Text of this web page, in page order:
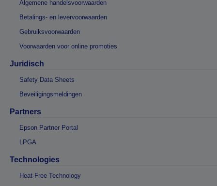
Algemene handelsvoorwaarden
Betalings- en levervoorwaarden
Gebruiksvoorwaarden
Voorwaarden voor online promoties
Juridisch
Safety Data Sheets
Beveiligingsmeldingen
Partners
Epson Partner Portal
LPGA
Technologies
Heat-Free Technology